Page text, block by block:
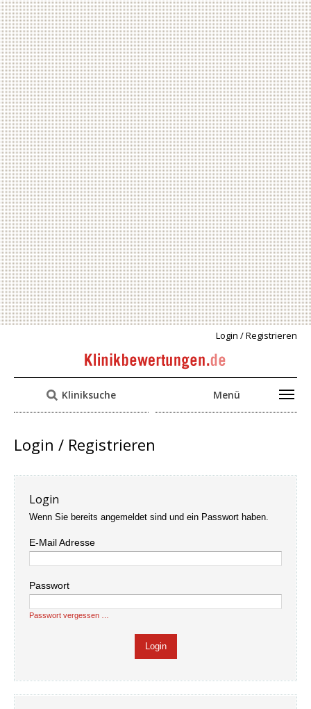
Login / Registrieren
Kliniksuche Menü
Login / Registrieren
Login
Wenn Sie bereits angemeldet sind und ein Passwort haben.
E-Mail Adresse
Passwort
Passwort vergessen …